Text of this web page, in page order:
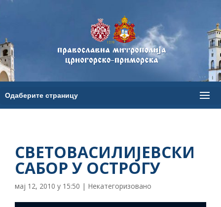
СВЕТОВАСИЛИЈЕВСКИ
САБОР У ОСТРОГУ
мај 12, 2010 у 15:50 | Некатегоризовано